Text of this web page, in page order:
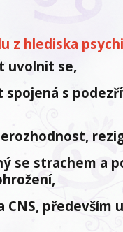
z hlediska
uvolnit se,
spojená s
se strachem a
především